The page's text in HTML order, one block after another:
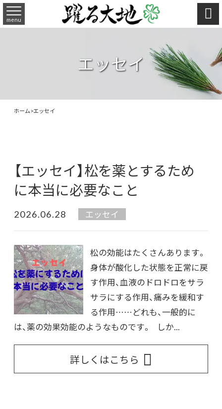
menu 
エッセイ
ホーム>エッセイ
【エッセイ】松を薬とするため
に本当に必要なこと
2026.06.28 エッセイ
松の効能はたくさんあります。
身体が酸化した状態を正常に戻
す作用、血液のドロドロをサラ
サラにする作用、痛みを緩和す
る作用……どれも、一般的に
は、薬の効果効能のようなものです。 しか...
詳しくはこちら